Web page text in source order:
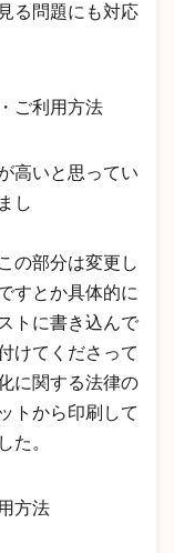
る問題にも対応
ご利用方法
高いと思ってい
し
は変更し
すとか具体的に
トに書き込んで
けてくださって
に関する法律の
トから印刷して
た。
方法